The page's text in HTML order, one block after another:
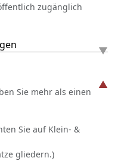
zugänglich
Sie mehr als einen
Sie auf Klein- &
gliedern.)